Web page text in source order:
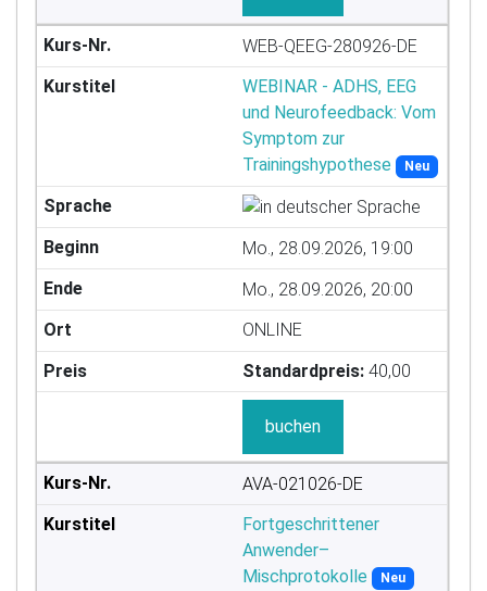
WEB-QEEG-280926-DE
WEBINAR - ADHS, EEG
und Neurofeedback: Vom
Symptom zur
Trainingshypothese
Neu
Mo., 28.09.2026, 19:00
Mo., 28.09.2026, 20:00
ONLINE
Standardpreis: 40,00
buchen
AVA-021026-DE
Fortgeschrittener
Anwender–
Mischprotokolle
Neu